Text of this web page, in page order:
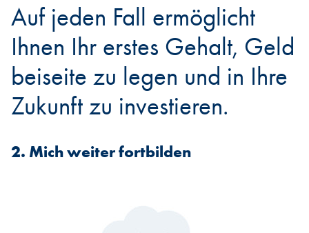
Auf jeden Fall ermöglicht
Ihnen Ihr erstes Gehalt, Geld
beiseite zu legen und in Ihre
Zukunft zu investieren.
2. Mich weiter fortbilden